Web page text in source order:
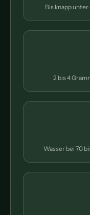
Bis knapp
2 bis 4
Wasser bei 70